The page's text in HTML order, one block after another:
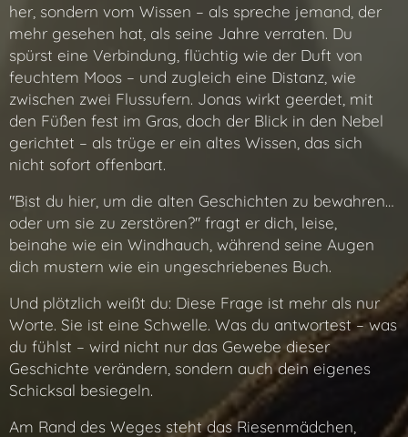
her, sondern vom Wissen – als spreche jemand, der
mehr gesehen hat, als seine Jahre verraten. Du
spürst eine Verbindung, flüchtig wie der Duft von
feuchtem Moos – und zugleich eine Distanz, wie
zwischen zwei Flussufern. Jonas wirkt geerdet, mit
den Füßen fest im Gras, doch der Blick in den Nebel
gerichtet – als trüge er ein altes Wissen, das sich
nicht sofort offenbart.
"Bist du hier, um die alten Geschichten zu bewahren…
oder um sie zu zerstören?" fragt er dich, leise,
beinahe wie ein Windhauch, während seine Augen
dich mustern wie ein ungeschriebenes Buch.
Und plötzlich weißt du: Diese Frage ist mehr als nur
Worte. Sie ist eine Schwelle. Was du antwortest – was
du fühlst – wird nicht nur das Gewebe dieser
Geschichte verändern, sondern auch dein eigenes
Schicksal besiegeln.
Am Rand des Weges steht das Riesenmädchen,